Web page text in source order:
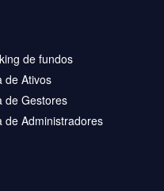
de fundos
de Ativos
de Gestores
de Administradores